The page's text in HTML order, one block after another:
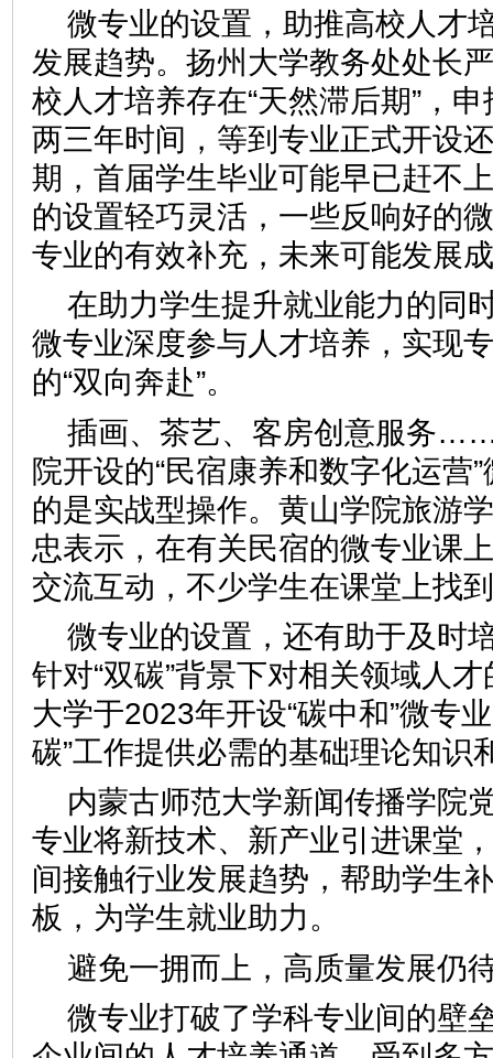
微专业的设置，助推高校人才
发展趋势。扬州大学教务处处长
校人才培养存在“天然滞后期”，
两三年时间，等到专业正式开设
期，首届学生毕业可能早已赶不
的设置轻巧灵活，一些反响好的
专业的有效补充，未来可能发展
在助力学生提升就业能力的同
微专业深度参与人才培养，实现
的“双向奔赴”。
插画、茶艺、客房创意服务
院开设的“民宿康养和数字化运营
的是实战型操作。黄山学院旅游
忠表示，在有关民宿的微专业课
交流互动，不少学生在课堂上找
微专业的设置，还有助于及时
针对“双碳”背景下对相关领域人
大学于2023年开设“碳中和”微专
碳”工作提供必需的基础理论知识
内蒙古师范大学新闻传播学院
专业将新技术、新产业引进课堂
间接触行业发展趋势，帮助学生
板，为学生就业助力。
避免一拥而上，高质量发展仍
微专业打破了学科专业间的壁